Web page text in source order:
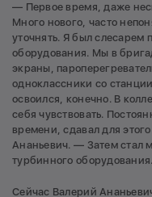
— Первое время, даже
Много нового, часто
уточнять. Я был слесарем
оборудования. Мы в
экраны,
одноклассники со
освоился, конечно. В
себя чувствовать.
времени, сдавал для
Ананьевич. — Затем стал
турбинного оборудования.
Сейчас Валерий